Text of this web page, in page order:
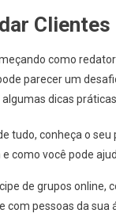
como
parecer um
dicas
tudo, conheça o seu
como você pode
de grupos online,
com pessoas da sua